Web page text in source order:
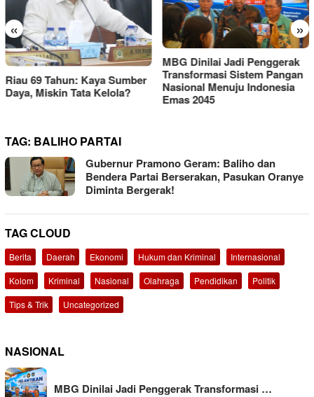
« »
MBG Dinilai Jadi Penggerak
Transformasi Sistem Pangan
Nasional Menuju Indonesia
Emas 2045
KEMAKI Geruduk Kejati
Jatim, Desak Usut Dugaan
Mark-up Anggaran Dishub
Rp111 Miliar
TAG: BALIHO PARTAI
Gubernur Pramono Geram: Baliho dan
Bendera Partai Berserakan, Pasukan Oranye
Diminta Bergerak!
TAG CLOUD
Berita Daerah Ekonomi Hukum dan Kriminal
Internasional
Kolom
Kriminal Nasional Olahraga Pendidikan
Politik
Tips & Trik
Uncategorized
NASIONAL
MBG Dinilai Jadi Penggerak Transformasi …